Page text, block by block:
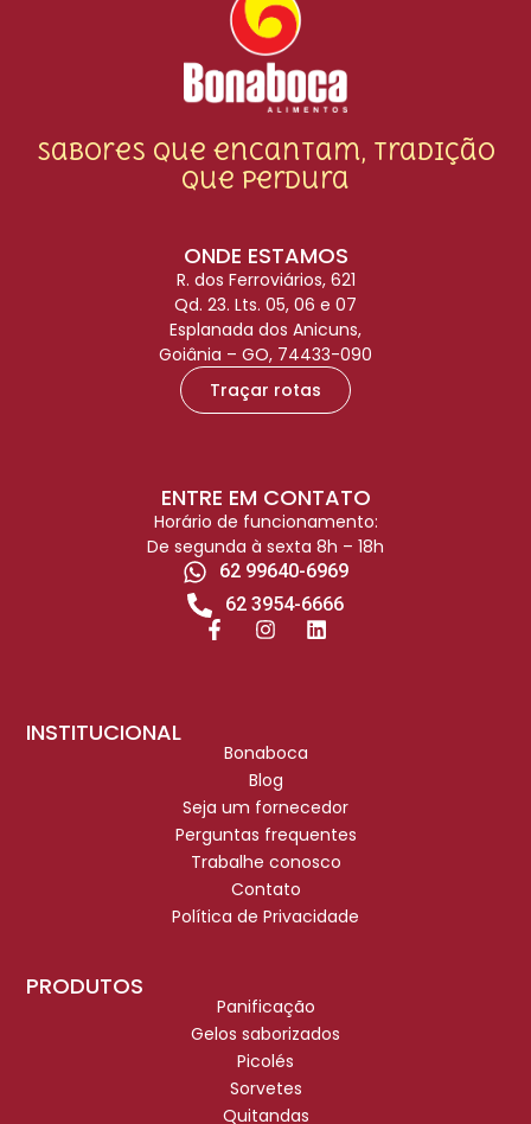
Sabores que encantam, tradição
que perdura
ONDE ESTAMOS
R. dos Ferroviários, 621
Qd. 23. Lts. 05, 06 e 07
Esplanada dos Anicuns,
Goiânia – GO, 74433-090
Traçar rotas
INSTITUCIONAL
Bonaboca
Blog
Seja um fornecedor
Perguntas frequentes
Trabalhe conosco
Contato
Política de Privacidade
PRODUTOS
Panificação
Gelos saborizados
Picolés
Sorvetes
Quitandas
ENTRE EM CONTATO
Horário de funcionamento:
De segunda à sexta 8h – 18h
62 99640-6969
62 3954-6666